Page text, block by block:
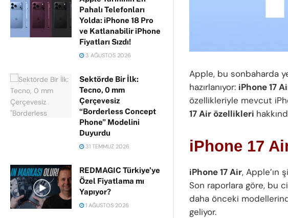
Pahalı Telefonları
Yolda: iPhone 18 Pro
ve Katlanabilir iPhone
Fiyatları Sızdı!
3 AĞUSTOS 2026
Sektörde Bir İlk:
Tecno, 0 mm
Çerçevesiz
“Borderless Concept
Phone” Modelini
Duyurdu
31 TEMMUZ 2026
REDMAGIC Türkiye’ye
Özel Fiyatlama mı
Yapıyor?
1 AĞUSTOS 2026
Apple, bu sonbaharda
hazırlanıyor: iPhone 17
özellikleriyle mevcut
17 Air özellikleri
iPhone 17
iPhone 17 Air, Apple’ın
Son raporlara göre, bu
daha önceki
geliyor.